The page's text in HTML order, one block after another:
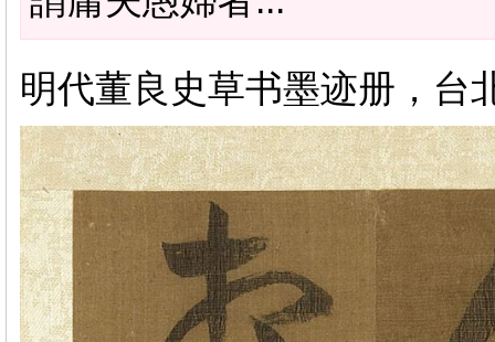
明代董良史草书墨迹册，台